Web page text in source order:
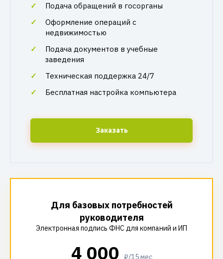
Подача обращений в госорганы
Оформление операций с
недвижимостью
Подача документов в учебные
заведения
Техническая поддержка 24/7
Бесплатная настройка компьютера
Заказать
Для базовых потребностей
руководителя
Электронная подпись ФНС для компаний и ИП
4 000 ₽/15 мес